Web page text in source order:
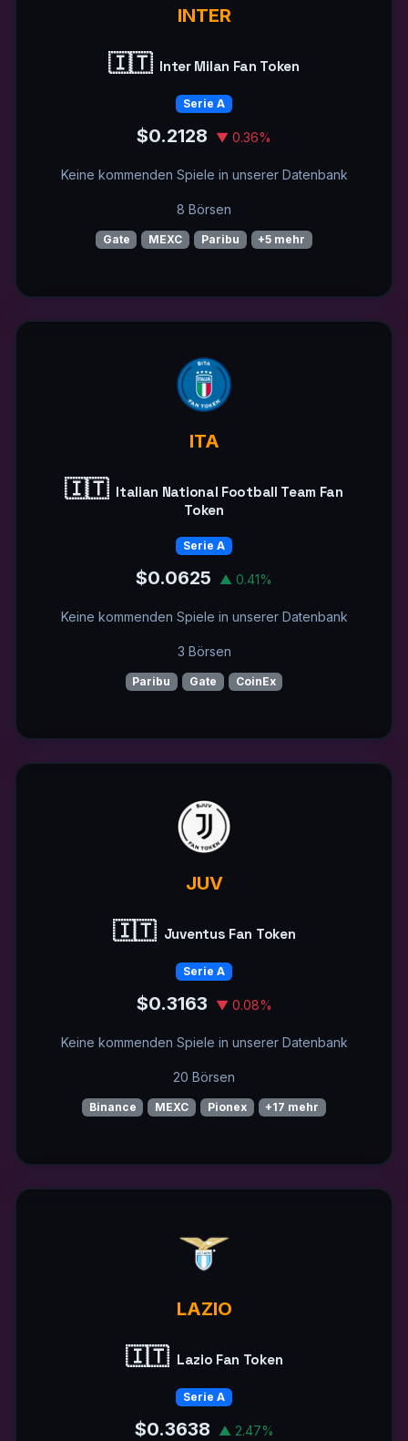
INTER
🇮🇹 Inter Milan Fan Token
Serie A
$0.2128 ▼ 0.36%
Keine kommenden Spiele in unserer Datenbank
8 Börsen
Gate MEXC Paribu +5 mehr
ITA
🇮🇹 Italian National Football Team Fan
Token
Serie A
$0.0625 ▲ 0.41%
Keine kommenden Spiele in unserer Datenbank
3 Börsen
Paribu Gate CoinEx
JUV
🇮🇹 Juventus Fan Token
Serie A
$0.3163 ▼ 0.08%
Keine kommenden Spiele in unserer Datenbank
20 Börsen
Binance MEXC Pionex +17 mehr
LAZIO
🇮🇹 Lazio Fan Token
Serie A
$0.3638 ▲ 2.47%